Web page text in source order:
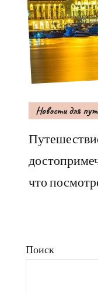
Новости для
что
Поиск